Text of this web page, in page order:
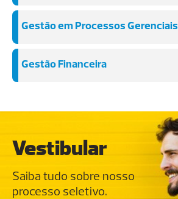
Gestão em Processos Gerenciais
Gestão Financeira
Vestibular
Saiba tudo sobre nosso
processo seletivo.